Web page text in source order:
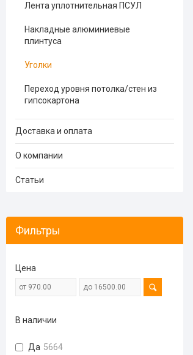
Лента уплотнительная ПСУЛ
Накладные алюминиевые
плинтуса
Уголки
Переход уровня потолка/стен из
гипсокартона
Доставка и оплата
О компании
Статьи
Фильтры
Цена
В наличии
Да 5664